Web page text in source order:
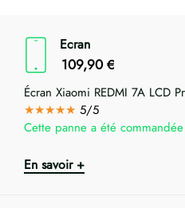
Ecran
109,90 €
Écran Xiaomi REDMI 7A LCD
★★★★★ 5/5
Cette panne a été
En savoir +